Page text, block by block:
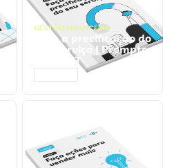
GESTÃO FINANCEIRA
Faça a precificação do
seu serviço | Prompts
ChatGPT